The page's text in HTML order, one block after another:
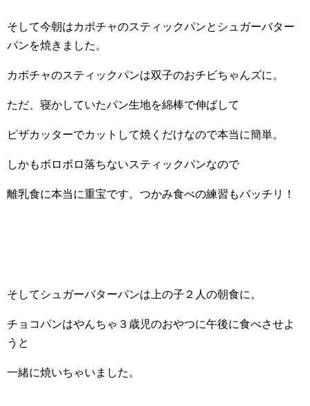
そして今朝はカボチャのスティックパンとシュガーバター
パンを焼きました。
カボチャのスティックパンは双子のおチビちゃんズに。
ただ、寝かしていたパン生地を綿棒で伸ばして
ピザカッターでカットして焼くだけなので本当に簡単。
しかもボロボロ落ちないスティックパンなので
離乳食に本当に重宝です。つかみ食べの練習もバッチリ！
そしてシュガーバターパンは上の子２人の朝食に。
チョコパンはやんちゃ３歳児のおやつに午後に食べさせよ
うと
一緒に焼いちゃいました。